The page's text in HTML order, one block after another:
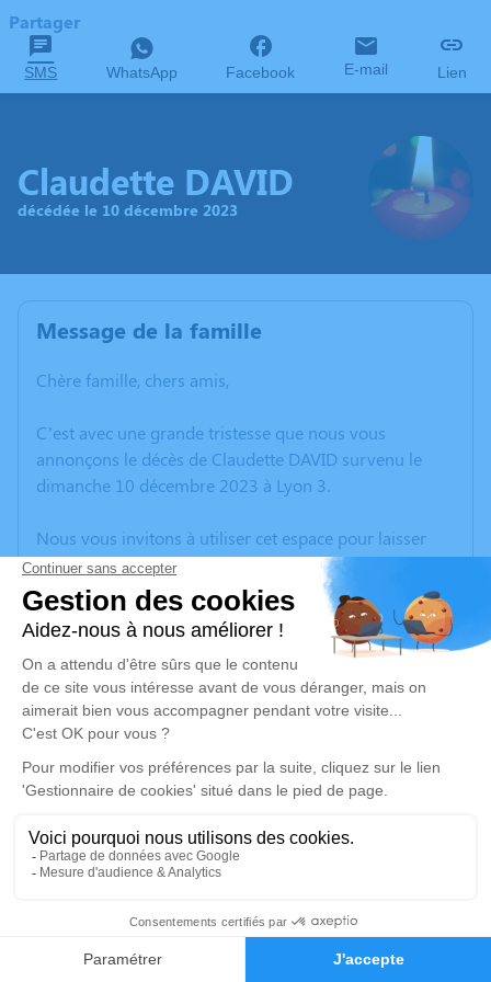
Faire-part Hommages
Partager
SMS WhatsApp Facebook E-mail Lien
Claudette DAVID
décédée le 10 décembre 2023
Message de la famille
Chère famille, chers amis,
C’est avec une grande tristesse que nous vous
annonçons le décès de Claudette DAVID survenu le
dimanche 10 décembre 2023 à Lyon 3.
Nous vous invitons à utiliser cet espace pour laisser
vos condoléances, partager des photos souvenirs, une
anecdote ou exprimer vos pensées à travers des
poèmes ou des textes. Cet endroit est un lieu
d'expression dédié à honorer la mémoire de Claudette
DAVID.
Un service de plantation d’arbre hommage est
disponible ici.
Je rends hommage
Cérémonie
69410 Champagne Au Mont d'Or